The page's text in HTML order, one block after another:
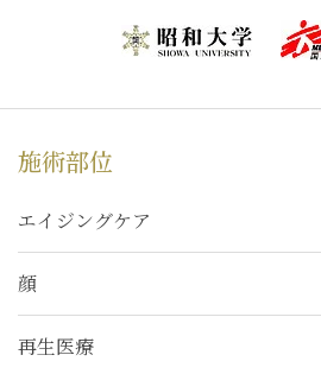
施術部位
エイジングケア
顔
再生医療